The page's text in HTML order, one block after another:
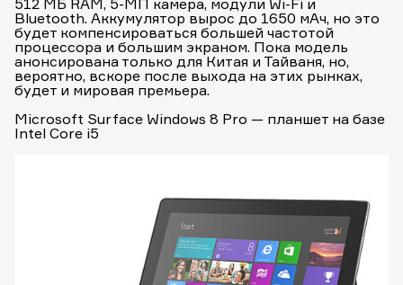
512 МБ RAM, 5-МП камера, модули Wi-Fi и
Bluetooth. Аккумулятор вырос до 1650 мАч, но это
будет компенсироваться большей частотой
процессора и большим экраном. Пока модель
анонсирована только для Китая и Тайваня, но,
вероятно, вскоре после выхода на этих рынках,
будет и мировая премьера.
Microsoft Surface Windows 8 Pro — планшет на базе
Intel Core i5